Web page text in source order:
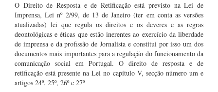
O Direito de Resposta e de Retificação está previsto na Lei de
Imprensa, Lei nº 2/99, de 13 de Janeiro (ter em conta as versões
atualizadas) lei que regula os direitos e os deveres e as regras
deontológicas e éticas que estão inerentes ao exercício da liberdade
de imprensa e da profissão de Jornalista e constitui por isso um dos
documentos mais importantes para a regulação do funcionamento da
comunicação social em Portugal. O direito de resposta e de
retificação está presente na Lei no capítulo V, secção número um e
artigos 24º, 25º, 26º e 27º